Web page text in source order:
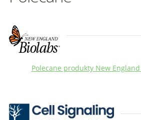
Polecane produkty New